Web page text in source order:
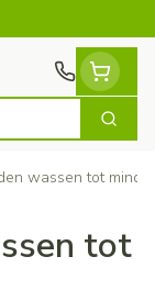
Zoek
wassen tot
tot